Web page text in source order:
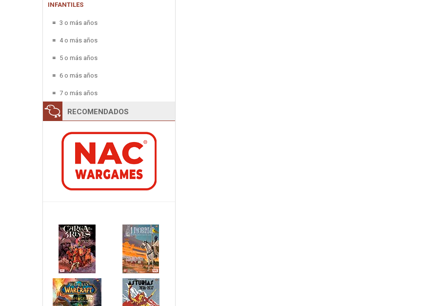
INFANTILES
3 o más años
4 o más años
5 o más años
6 o más años
7 o más años
RECOMENDADOS